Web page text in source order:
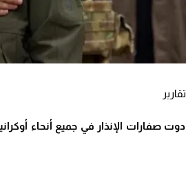
الـــ 204 للحرب دوت صفارات الإنذار في